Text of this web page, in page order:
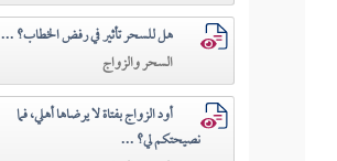
هل للسحر تأثير في رفض الخطاب؟ ...
السحر والزواج
أود الزواج بفتاة لا يرضاها أهلي، فما
نصيحتكم لي؟ ...